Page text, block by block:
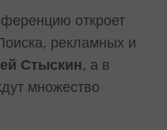
откроет
рекламных и
Стыскин, а в
множество